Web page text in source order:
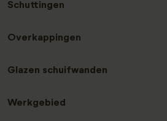
Schuttingen
Hout-beton schutting Nobifix
Hout-beton schutting Grenen Zwart
Hout-beton schutting Redwood
Overkappingen
Glazen schuifwanden
Werkgebied